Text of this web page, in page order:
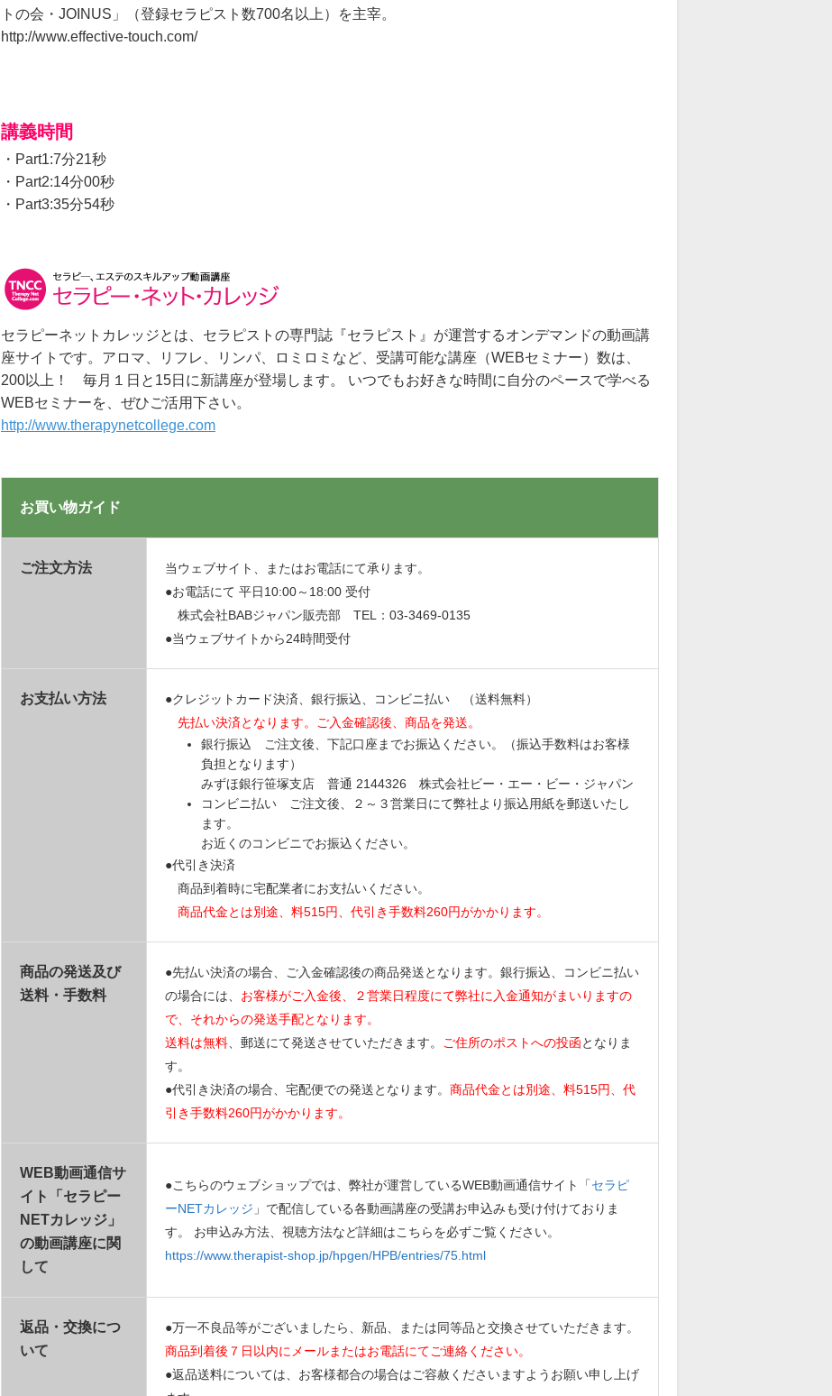
トの会・JOINUS」（登録セラピスト数700名以上）を主宰。
http://www.effective-touch.com/
講義時間
・Part1:7分21秒
・Part2:14分00秒
・Part3:35分54秒
セラピーネットカレッジとは、セラピストの専門誌『セラピスト』が運営するオンデマンドの動画講
座サイトです。アロマ、リフレ、リンパ、ロミロミなど、受講可能な講座（WEBセミナー）数は、
200以上！ 毎月１日と15日に新講座が登場します。 いつでもお好きな時間に自分のペースで学べる
WEBセミナーを、ぜひご活用下さい。
http://www.therapynetcollege.com
お買い物ガイド
ご注文方法
当ウェブサイト、またはお電話にて承ります。
●お電話にて 平日10:00～18:00 受付
株式会社BABジャパン販売部 TEL：03-3469-0135
●当ウェブサイトから24時間受付
お支払い方法
●クレジットカード決済、銀行振込、コンビニ払い （送料無料）
先払い決済となります。ご入金確認後、商品を発送。
銀行振込 ご注文後、下記口座までお振込ください。（振込手数料はお客様
負担となります）
みずほ銀行笹塚支店 普通 2144326 株式会社ビー・エー・ビー・ジャパン
コンビニ払い ご注文後、２～３営業日にて弊社より振込用紙を郵送いたし
ます。
お近くのコンビニでお振込ください。
●代引き決済
商品到着時に宅配業者にお支払いください。
商品代金とは別途、料515円、代引き手数料260円がかかります。
商品の発送及び
送料・手数料
●先払い決済の場合、ご入金確認後の商品発送となります。銀行振込、コンビニ払い
の場合には、 お客様がご入金後、２営業日程度にて弊社に入金通知がまいりますの
で、それからの発送手配となります。
送料は無料 、郵送にて発送させていただきます。 ご住所のポストへの投函となりま
す。
●代引き決済の場合、宅配便での発送となります。 商品代金とは別途、料515円、代
引き手数料260円がかかります。
WEB動画通信サ
イト「セラピー
NETカレッジ」
の動画講座に関
して
●こちらのウェブショップでは、弊社が運営しているWEB動画通信サイト「セラピ
ーNETカレッジ 」で配信している各動画講座の受講お申込みも受け付けておりま
す。 お申込み方法、視聴方法など詳細はこちらを必ずご覧ください。
https://www.therapist-shop.jp/hpgen/HPB/entries/75.html
返品・交換につ
いて
●万一不良品等がございましたら、新品、または同等品と交換させていただきます。
商品到着後７日以内にメールまたはお電話にてご連絡ください。
●返品送料については、お客様都合の場合はご容赦くださいますようお願い申し上げ